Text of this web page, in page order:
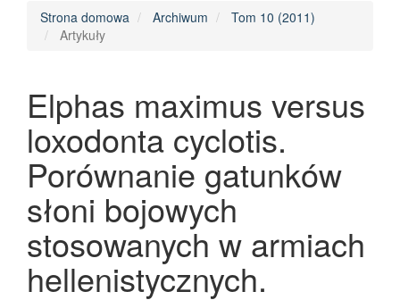
Strona domowa
Archiwum
Tom 10 (2011)
Artykuły
Elphas maximus versus
loxodonta cyclotis.
Porównanie gatunków
słoni bojowych
stosowanych w armiach
hellenistycznych.